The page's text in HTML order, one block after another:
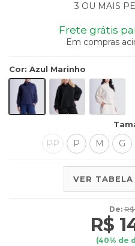
3 OU MAIS
Frete grátis
Em compras
Cor: Azul Marinho
PP P M G
VER
De:
R$
(40% de